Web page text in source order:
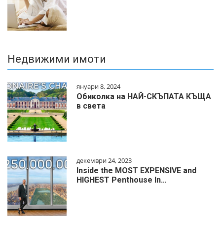
Недвижими имоти
януари 8, 2024
Обиколка на НАЙ-СКЪПАТА КЪЩА
в света
декември 24, 2023
Inside the MOST EXPENSIVE and
HIGHEST Penthouse In…